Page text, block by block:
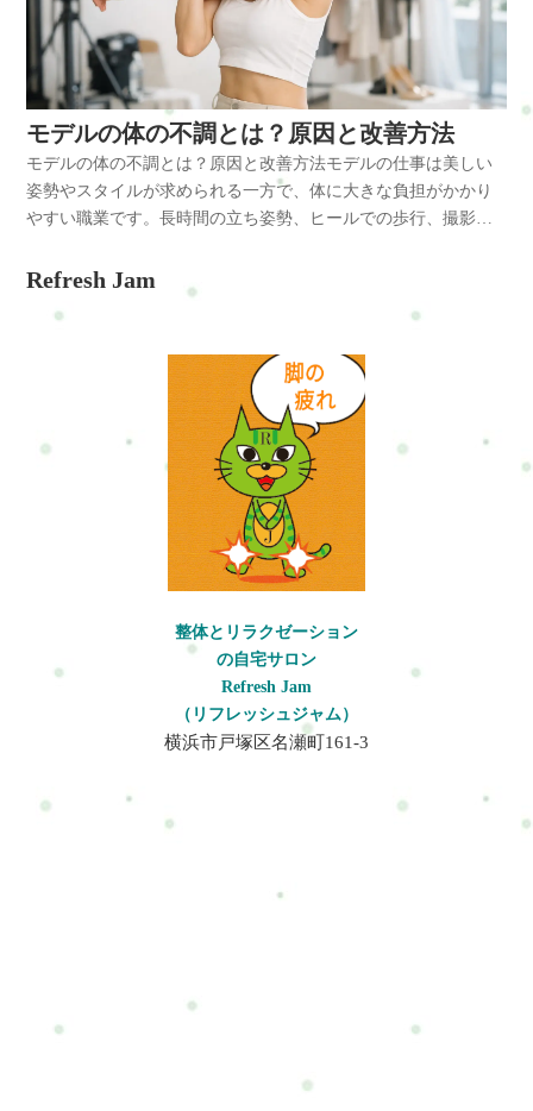
モデルの体の不調とは？原因と改善方法
モデルの体の不調とは？原因と改善方法モデルの仕事は美しい
姿勢やスタイルが求められる一方で、体に大きな負担がかかり
やすい職業です。長時間の立ち姿勢、ヒールでの歩行、撮影で
こります。肩こりや腰痛などの不調は、筋肉や関節への負担が
積み重なることで発生します。モデルの体の不調とはモデルの
首こり・腰痛・背中の張り・猫背姿勢・反り腰・股関節の違和
感・足のむくみ長時間の立ち姿勢やヒールでの歩行は、背骨や
骨盤のバランスを崩しやすく体の不調の原因になります。特に
ファッション撮影やショーでは同じ姿勢を長く維持することが
多く、筋肉の血流が低下しやすい状態になります。なぜ体の不
調が起きやすいのかモデルの仕事で体の不調が起こる理由には
次のようなものがあります。・長時間の立ち姿勢・ヒールでの
歩行・体をひねるポージング・撮影時の緊張・姿勢を意識しす
ぎることによる筋緊張これらの影響により、首から肩にかけて
にある小胸筋が硬くなると肩が前に引っ張られ、巻き肩や猫背
姿勢の原因になります。姿勢を美しく見せようとする意識が強
すぎると、筋肉に過剰な緊張が起こり逆に体へ負担がかかるこ
とがあります。体に起こる変化体のバランスが崩れると、次の
ような変化が起こります。・首や肩の血流低下・背中の筋肉の
にヒールを履く時間が長いと骨盤が前に傾きやすく、腰への負
担が増え腰痛の原因になります。放置するとどうなる体の不調
神経の乱れ筋肉の緊張が続くと血流が低下し、疲れが取れにく
姿勢を避ける・ヒールを履かない時間を作る肩甲骨を動かすこ
とで僧帽筋や肩甲挙筋の緊張が緩和し、姿勢改善にもつながり
を整える施術を行います。・肩甲骨の可動域改善・首や肩の筋
Refresh Jam
整体とリラクゼーション
の自宅サロン
Refresh Jam
（リフレッシュジャム）
横浜市戸塚区名瀬町161-3